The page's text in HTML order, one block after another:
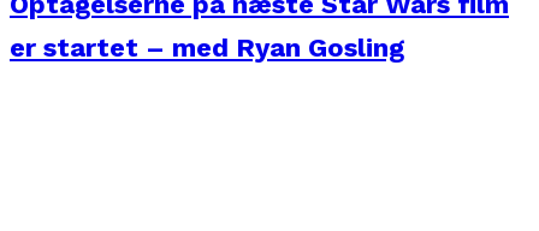
er startet – med Ryan Gosling